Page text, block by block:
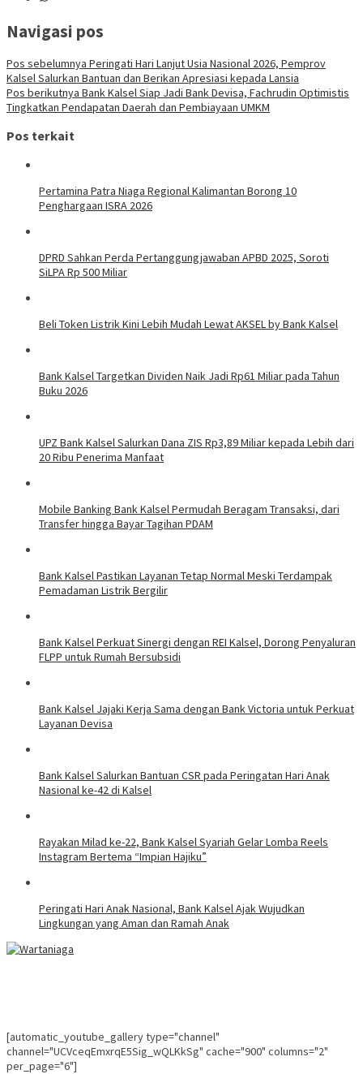
Navigasi pos
Pos sebelumnya Peringati Hari Lanjut Usia Nasional 2026, Pemprov
Kalsel Salurkan Bantuan dan Berikan Apresiasi kepada Lansia
Pos berikutnya Bank Kalsel Siap Jadi Bank Devisa, Fachrudin Optimistis
Tingkatkan Pendapatan Daerah dan Pembiayaan UMKM
Pos terkait
Pertamina Patra Niaga Regional Kalimantan Borong 10
Penghargaan ISRA 2026
DPRD Sahkan Perda Pertanggungjawaban APBD 2025, Soroti
SiLPA Rp 500 Miliar
Beli Token Listrik Kini Lebih Mudah Lewat AKSEL by Bank Kalsel
Bank Kalsel Targetkan Dividen Naik Jadi Rp61 Miliar pada Tahun
Buku 2026
UPZ Bank Kalsel Salurkan Dana ZIS Rp3,89 Miliar kepada Lebih dari
20 Ribu Penerima Manfaat
Mobile Banking Bank Kalsel Permudah Beragam Transaksi, dari
Transfer hingga Bayar Tagihan PDAM
Bank Kalsel Pastikan Layanan Tetap Normal Meski Terdampak
Pemadaman Listrik Bergilir
Bank Kalsel Perkuat Sinergi dengan REI Kalsel, Dorong Penyaluran
FLPP untuk Rumah Bersubsidi
Bank Kalsel Jajaki Kerja Sama dengan Bank Victoria untuk Perkuat
Layanan Devisa
Bank Kalsel Salurkan Bantuan CSR pada Peringatan Hari Anak
Nasional ke-42 di Kalsel
Rayakan Milad ke-22, Bank Kalsel Syariah Gelar Lomba Reels
Instagram Bertema “Impian Hajiku”
Peringati Hari Anak Nasional, Bank Kalsel Ajak Wujudkan
Lingkungan yang Aman dan Ramah Anak
[automatic_youtube_gallery type="channel"
channel="UCVceqEmxrqE5Sig_wQLKkSg" cache="900" columns="2"
per_page="6"]